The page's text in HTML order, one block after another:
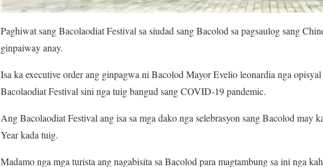
Paghiwat sang Bacolaodiat Festival sa siudad sang Bacolod sa pagsaulog sang
ginpaiway anay.
Isa ka executive order ang ginpagwa ni Bacolod Mayor Evelio leonardia nga
Bacolaodiat Festival sini nga tuig bangud sang COVID-19 pandemic.
Ang Bacolaodiat Festival ang isa sa mga dako nga selebrasyon sang Bacolod may
Year kada tuig.
Madamo nga mga turista ang nagabisita sa Bacolod para magtambung sa ini nga